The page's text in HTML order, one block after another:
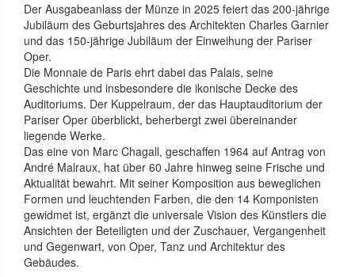
Der Ausgabeanlass der Münze in 2025 feiert das 200-jährige
Jubiläum des Geburtsjahres des Architekten Charles Garnier
und das 150-jährige Jubiläum der Einweihung der Pariser
Oper.
Die Monnaie de Paris ehrt dabei das Palais, seine
Geschichte und insbesondere die ikonische Decke des
Auditoriums. Der Kuppelraum, der das Hauptauditorium der
Pariser Oper überblickt, beherbergt zwei übereinander
liegende Werke.
Das eine von Marc Chagall, geschaffen 1964 auf Antrag von
André Malraux, hat über 60 Jahre hinweg seine Frische und
Aktualität bewahrt. Mit seiner Komposition aus beweglichen
Formen und leuchtenden Farben, die den 14 Komponisten
gewidmet ist, ergänzt die universale Vision des Künstlers die
Ansichten der Beteiligten und der Zuschauer, Vergangenheit
und Gegenwart, von Oper, Tanz und Architektur des
Gebäudes.